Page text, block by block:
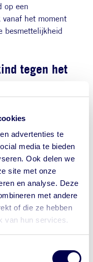
advertenties te
media te bieden
Ook delen we
site met onze
en analyse. Deze
met andere
of die ze hebben
van hun services.
op een
het moment
besmettelijkheid
tegen het
vaccin tegen
In de meest
beschermd.
met druppeltjes
aangeboden.